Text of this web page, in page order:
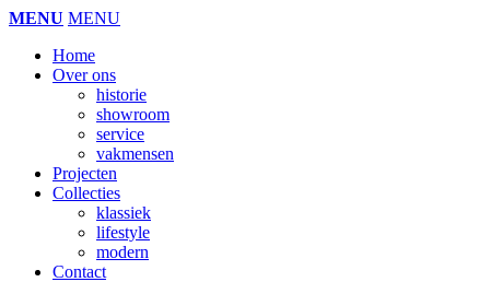
MENU MENU
Home
Over ons
historie
showroom
service
vakmensen
Projecten
Collecties
klassiek
lifestyle
modern
Contact